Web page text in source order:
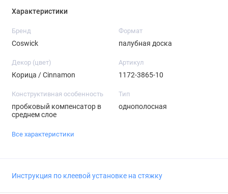
Характеристики
Бренд
Coswick
Формат
палубная доска
Декор (цвет)
Корица / Cinnamon
Артикул
1172-3865-10
Конструктивная особенность
пробковый компенсатор в
среднем слое
Тип
однополосная
Все характеристики
Инструкция по клеевой установке на стяжку